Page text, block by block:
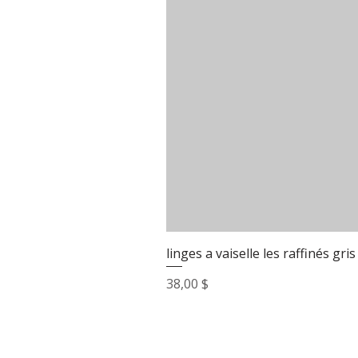
linges a vaiselle les raffinés gris
Prix
38,00 $